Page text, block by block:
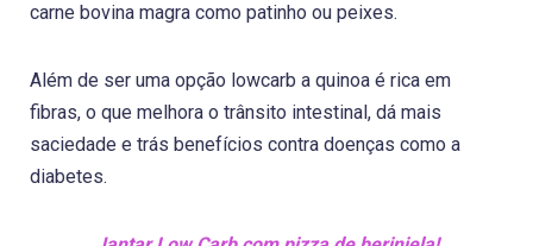
carne bovina magra como patinho ou peixes.
Além de ser uma opção lowcarb a quinoa é rica em
fibras, o que melhora o trânsito intestinal, dá mais
saciedade e trás benefícios contra doenças como a
diabetes.